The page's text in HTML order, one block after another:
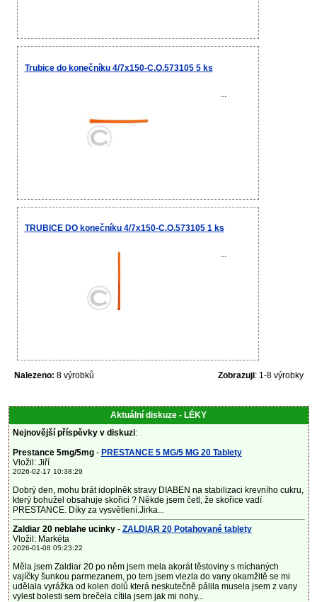
Trubice do konečníku 4/7x150-C.O.573105 5 ks
...
TRUBICE DO konečníku 4/7x150-C.O.573105 1 ks
...
Nalezeno: 8 výrobků Zobrazuji: 1-8 výrobky
Aktuální diskuze - LÉKY
Nejnovější příspěvky v diskuzi:
Prestance 5mg/5mg- PRESTANCE 5 MG/5 MG 20 Tablety
Vložil: Jiří
2026-02-17 10:38:29
Dobrý den, mohu brát idoplněk stravy DIABEN na stabilizaci krevního cukru,
který bohužel obsahuje skořici ? Někde jsem četl, že skořice vadí
PRESTANCE. Díky za vysvětlení.Jirka...
Zaldiar 20 neblahe ucinky- ZALDIAR 20 Potahované tablety
Vložil: Markéta
2026-01-08 05:23:22
Měla jsem Zaldiar 20 po něm jsem mela akorát těstoviny s míchaných
vajíčky šunkou parmezanem, po tem jsem vlezla do vany okamžitě se mi
udělala vyrážka od kolen dolů která neskutečně pálila musela jsem z vany
vylest bolesti sem brečela cítila jsem jak mi nohy...